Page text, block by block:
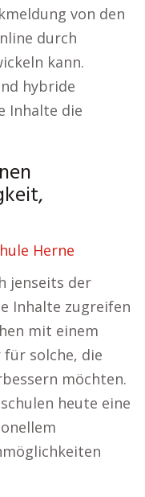
von den
durch
kann.
hybride
Inhalte die
Herne
jenseits der
Inhalte zugreifen
mit einem
solche, die
möchten.
heute eine